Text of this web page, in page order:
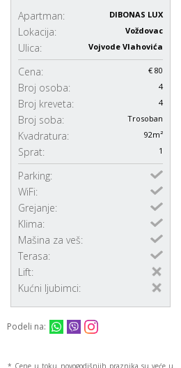
Apartman: DIBONAS LUX
Lokacija: Voždovac
Ulica: Vojvode Vlahovića
Cena: € 80
Broj osoba: 4
Broj kreveta: 4
Broj soba: Trosoban
Kvadratura: 92m²
Sprat: 1
Parking:
WiFi:
Grejanje:
Klima:
Mašina za veš:
Terasa:
Lift:
Kućni ljubimci:
Podeli na:
* Cene u toku novogodišnjih praznika su veće u